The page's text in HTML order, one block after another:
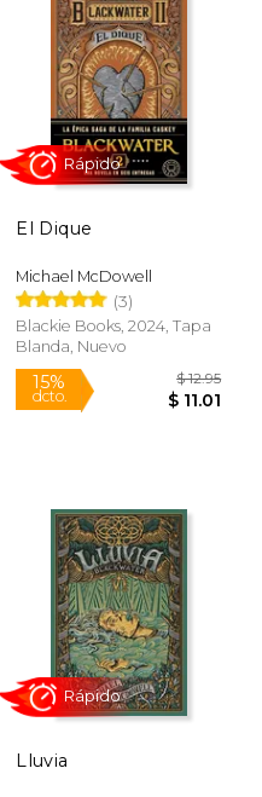
El Dique
Michael McDowell
(3)
Blackie Books, 2024, Tapa
Blanda, Nuevo
15%
dcto.
Rápido
Lluvia